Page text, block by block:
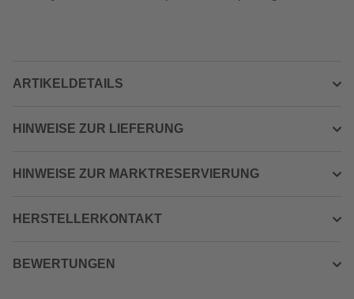
ARTIKELDETAILS
HINWEISE ZUR LIEFERUNG
HINWEISE ZUR MARKTRESERVIERUNG
HERSTELLERKONTAKT
BEWERTUNGEN